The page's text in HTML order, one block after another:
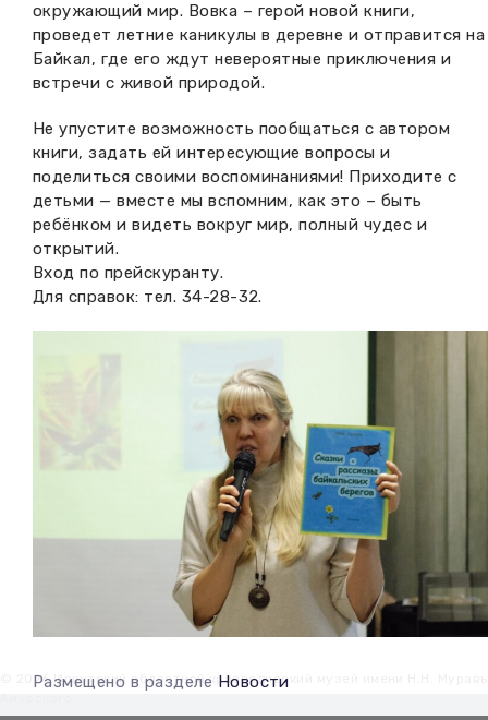
Фонды и коллекции
Партнеры
Дирекция
окружающий мир. Вовка – герой новой книги,
проведет летние каникулы в деревне и отправится на
Байкал, где его ждут невероятные приключения и
встречи с живой природой.
Не упустите возможность пообщаться с автором
книги, задать ей интересующие вопросы и
поделиться своими воспоминаниями! Приходите с
детьми — вместе мы вспомним, как это – быть
ребёнком и видеть вокруг мир, полный чудес и
открытий.
Вход по прейскуранту.
Для справок: тел. 34-28-32.
Размещено в разделе Новости
© 2026 Иркутский областной краеведческий музей имени Н.Н.